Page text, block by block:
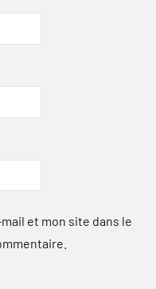
et mon site dans le